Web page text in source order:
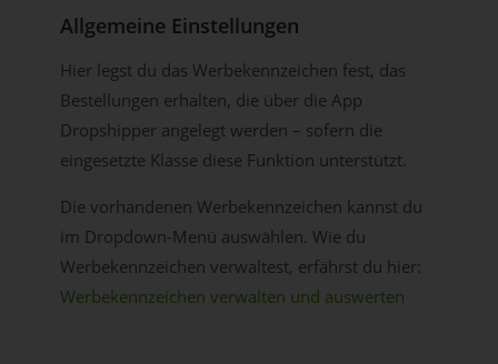
Allgemeine Einstellungen
Hier legst du das Werbekennzeichen fest, das
Bestellungen erhalten, die über die App
Dropshipper angelegt werden – sofern die
eingesetzte Klasse diese Funktion unterstützt.
Die vorhandenen Werbekennzeichen kannst du
im Dropdown-Menü auswählen. Wie du
Werbekennzeichen verwaltest, erfährst du hier:
Werbekennzeichen verwalten und auswerten